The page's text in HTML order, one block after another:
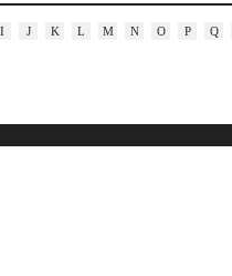
I J K L M N O P Q